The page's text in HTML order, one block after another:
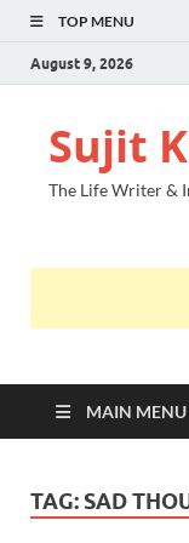
TOP MENU
August 9, 2026
Sujit
The Life Writer &
MAIN MENU
TAG: SAD